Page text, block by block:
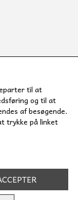
til at
og til at
af besøgende.
trykke på linket